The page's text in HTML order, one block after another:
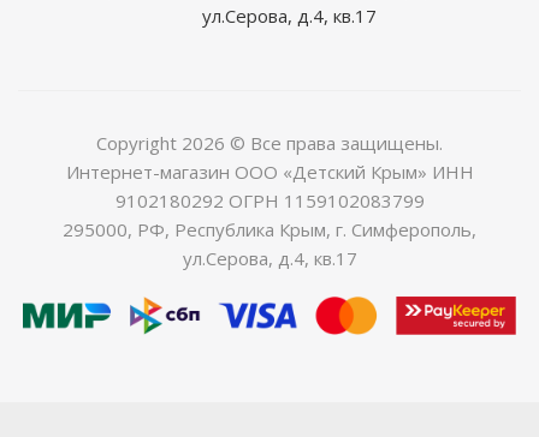
ул.Серова, д.4, кв.17
Copyright 2026 © Все права защищены.
Интернет-магазин ООО «Детский Крым» ИНН
9102180292 ОГРН 1159102083799
295000, РФ, Республика Крым, г. Симферополь,
ул.Серова, д.4, кв.17